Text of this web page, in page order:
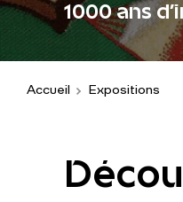
1000 ans
Accueil Expositions